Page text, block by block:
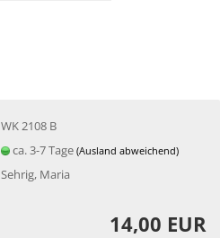
WK 2108 B
ca. 3-7 Tage(Ausland abweichend)
Sehrig, Maria
14,00 EUR